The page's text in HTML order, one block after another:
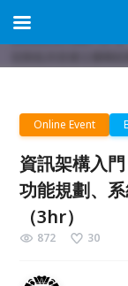
Online Event
資訊架構入
功能規劃、
（3hr）
872 30